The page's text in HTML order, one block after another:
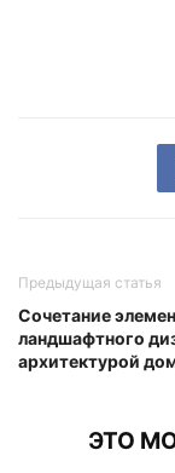
Предыдущая статья
Сочетание
ландшафтного
архитектурой
ЭТО